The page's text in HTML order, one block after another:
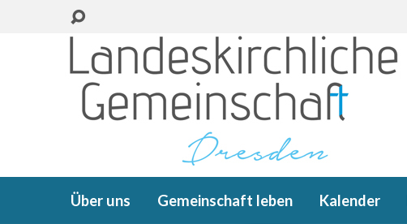
Über uns Gemeinschaft leben Kalender